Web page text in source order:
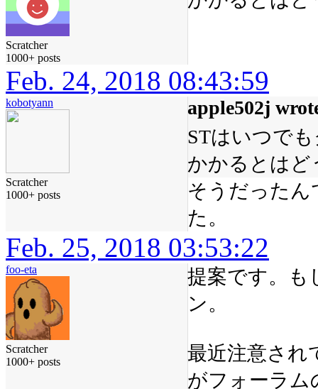
Scratcher
1000+ posts
Feb. 24, 2018 08:43:59
kobotyann
Scratcher
1000+ posts
apple502j
STはいつで
かかるとはど
そうだった
た。
Feb. 25, 2018 03:53:22
foo-eta
Scratcher
1000+ posts
提案です。も
ン。
最近注意され
がフォーラム